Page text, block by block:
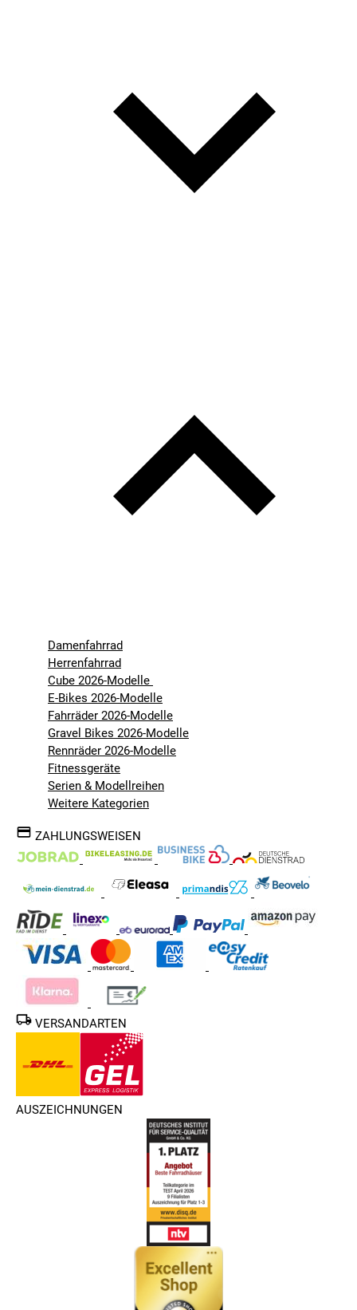
Damenfahrrad
Herrenfahrrad
Cube 2026-Modelle
E-Bikes 2026-Modelle
Fahrräder 2026-Modelle
Gravel Bikes 2026-Modelle
Rennräder 2026-Modelle
Fitnessgeräte
Serien & Modellreihen
Weitere Kategorien
ZAHLUNGSWEISEN
VERSANDARTEN
AUSZEICHNUNGEN